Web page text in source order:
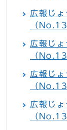
広報じ
（
広報じ
（
広報じ
（
広報じ
（